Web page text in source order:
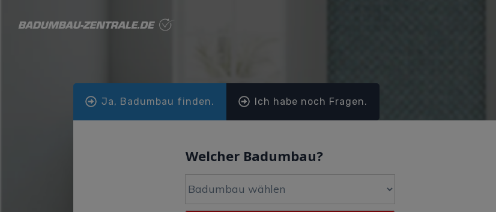
Ja, Badumbau finden. Ich habe noch Fragen.
Welcher Badumbau?